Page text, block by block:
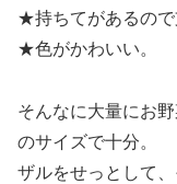
★持ちてがあるので
★色がかわいい。
そんなに大量にお
のサイズで十分。
ザルをせっとして